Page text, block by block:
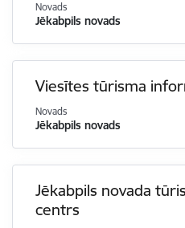
Novads
Jēkabpils novads
Viesītes tūrisma
Novads
Jēkabpils novads
Jēkabpils novada
centrs